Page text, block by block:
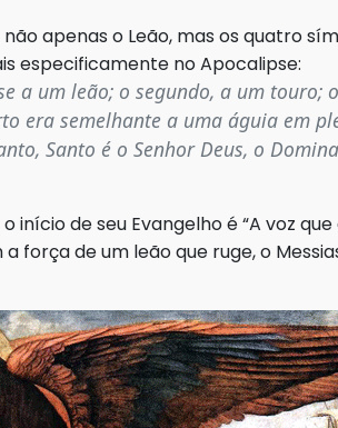
apenas o Leão, mas os quatro
especificamente no Apocalipse:
a um leão; o segundo, a um touro;
era semelhante a uma águia em
Santo é o Senhor Deus, o
início de seu Evangelho é “A voz
força de um leão que ruge, o